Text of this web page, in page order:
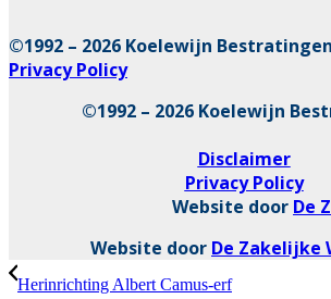
©1992 – 2026 Koelewijn
Privacy Policy
©1992 – 2026 Koelewijn
Disclaimer
Privacy Policy
Website door De
Website door De Zakelijke
Herinrichting Albert Camus-erf